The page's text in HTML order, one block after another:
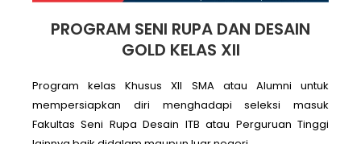
PROGRAM SENI RUPA DAN DESAIN
GOLD KELAS XII
Program kelas Khusus XII SMA atau Alumni untuk
mempersiapkan diri menghadapi seleksi masuk
Fakultas Seni Rupa Desain ITB atau Perguruan Tinggi